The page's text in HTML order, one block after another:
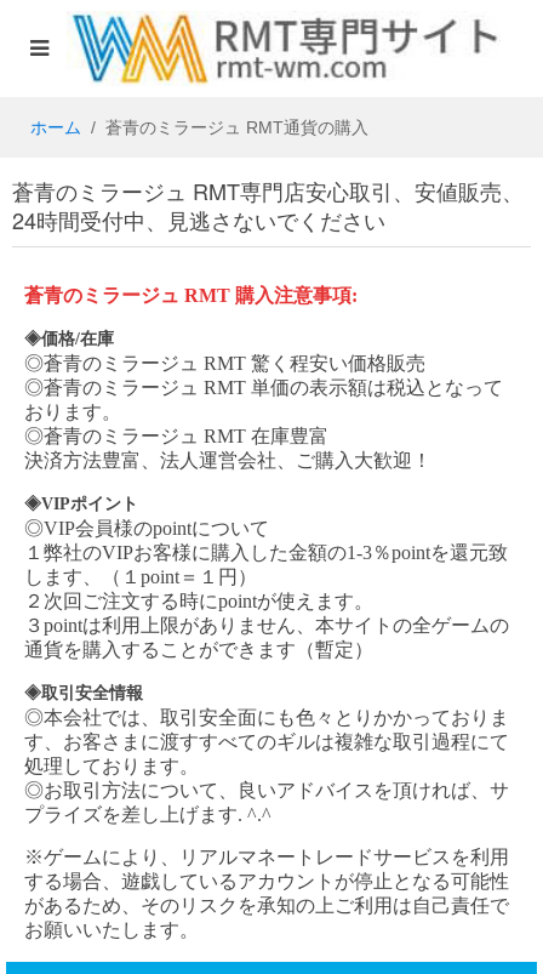
ホーム 蒼青のミラージュ RMT通貨の購入
蒼青のミラージュ RMT専門店安心取引、安値販売、
24時間受付中、見逃さないでください
蒼青のミラージュ RMT 購入注意事項:
◈価格/在庫
◎蒼青のミラージュ RMT 驚く程安い価格販売
◎蒼青のミラージュ RMT 単価の表示額は税込となって
おります。
◎蒼青のミラージュ RMT 在庫豊富
決済方法豊富、法人運営会社、ご購入大歓迎！
◈VIPポイント
◎VIP会員様のpointについて
１弊社のVIPお客様に購入した金額の1-3％pointを還元致
します、（１point＝１円）
２次回ご注文する時にpointが使えます。
３pointは利用上限がありません、本サイトの全ゲームの
通貨を購入することができます（暫定）
◈取引安全情報
◎本会社では、取引安全面にも色々とりかかっておりま
す、お客さまに渡すすべてのギルは複雑な取引過程にて
処理しております。
◎お取引方法について、良いアドバイスを頂ければ、サ
プライズを差し上げます. ^.^
※ゲームにより、リアルマネートレードサービスを利用
する場合、遊戯しているアカウントが停止となる可能性
があるため、そのリスクを承知の上ご利用は自己責任で
お願いいたします。